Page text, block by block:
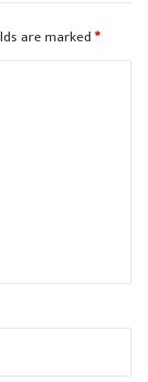
are marked*